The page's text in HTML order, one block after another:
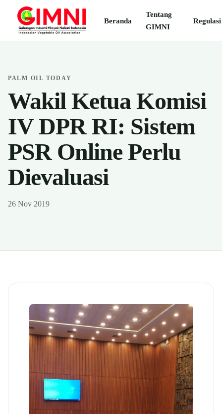
Beranda
Tentang
GIMNI
Regulasi
PALM OIL TODAY
Wakil Ketua Komisi
IV DPR RI: Sistem
PSR Online Perlu
Dievaluasi
26 Nov 2019